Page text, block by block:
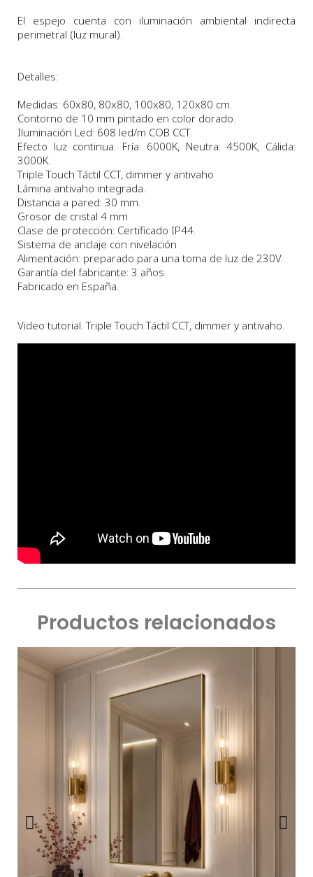
El espejo cuenta con iluminación ambiental indirecta
perimetral (luz mural).
Detalles:
Medidas: 60x80, 80x80, 100x80, 120x80 cm.
Contorno de 10 mm pintado en color dorado.
Iluminación Led: 608 led/m COB CCT.
Efecto luz continua: Fría: 6000K, Neutra: 4500K, Cálida:
3000K.
Triple Touch Táctil CCT, dimmer y antivaho
Lámina antivaho integrada.
Distancia a pared: 30 mm.
Grosor de cristal 4 mm
Clase de protección: Certificado IP44.
Sistema de anclaje con nivelación
Alimentación: preparado para una toma de luz de 230V.
Garantía del fabricante: 3 años.
Fabricado en España.
Video tutorial. Triple Touch Táctil CCT, dimmer y antivaho.
Productos relacionados